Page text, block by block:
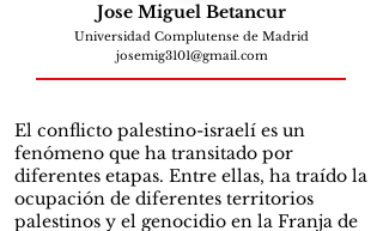
Jose Miguel Betancur
Universidad Complutense de Madrid
josemig3101@gmail.com
El conflicto palestino-israelí es un
fenómeno que ha transitado por
diferentes etapas. Entre ellas, ha traído la
ocupación de diferentes territorios
palestinos y el genocidio en la Franja de